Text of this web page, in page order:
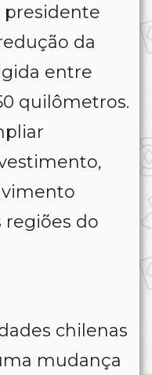
presidente
da
entre
quilômetros.
do
chilenas
mudança